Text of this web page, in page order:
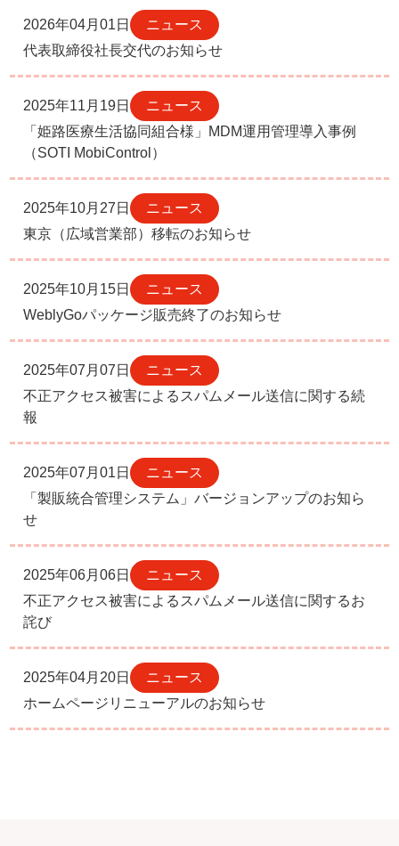
2026年04月01日
ニュース
代表取締役社長交代のお知らせ
2025年11月19日
ニュース
「姫路医療生活協同組合様」MDM運用管理導入事例
（SOTI MobiControl）
2025年10月27日
ニュース
東京（広域営業部）移転のお知らせ
2025年10月15日
ニュース
WeblyGoパッケージ販売終了のお知らせ
2025年07月07日
ニュース
不正アクセス被害によるスパムメール送信に関する続
報
2025年07月01日
ニュース
「製販統合管理システム」バージョンアップのお知ら
せ
2025年06月06日
ニュース
不正アクセス被害によるスパムメール送信に関するお
詫び
2025年04月20日
ニュース
ホームページリニューアルのお知らせ